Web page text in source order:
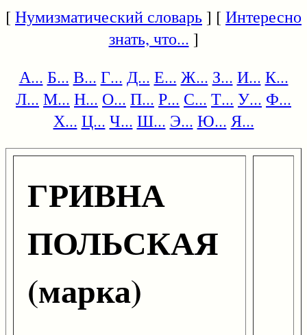
[Нумизматический словарь] [Интересно
знать, что... ]
А... Б... В... Г... Д... Е... Ж... З... И... К...
Л... М... Н... О... П... Р... С... Т... У... Ф...
Х... Ц... Ч... Ш... Э... Ю... Я...
ГРИВНА
ПОЛЬСКАЯ
(марка)